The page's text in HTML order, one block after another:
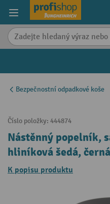
content
Bezpečnostní odpadkové koše
Číslo položky: 444874
Nástěnný popelník,
hliníková šedá, černá
K popisu produktu